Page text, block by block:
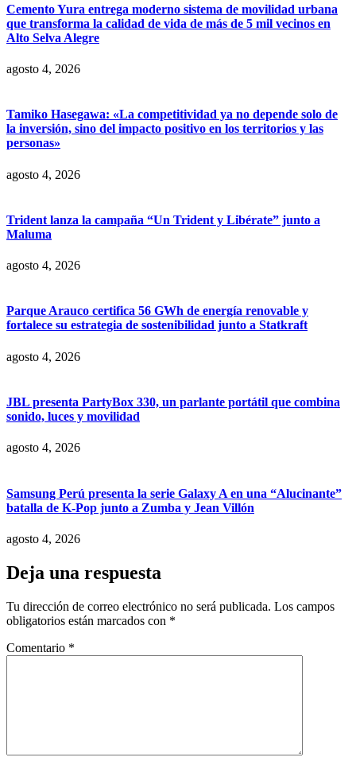
Cemento Yura entrega moderno sistema de movilidad urbana
que transforma la calidad de vida de más de 5 mil vecinos en
Alto Selva Alegre
agosto 4, 2026
Tamiko Hasegawa: «La competitividad ya no depende solo de
la inversión, sino del impacto positivo en los territorios y las
personas»
agosto 4, 2026
Trident lanza la campaña “Un Trident y Libérate” junto a
Maluma
agosto 4, 2026
Parque Arauco certifica 56 GWh de energía renovable y
fortalece su estrategia de sostenibilidad junto a Statkraft
agosto 4, 2026
JBL presenta PartyBox 330, un parlante portátil que combina
sonido, luces y movilidad
agosto 4, 2026
Samsung Perú presenta la serie Galaxy A en una “Alucinante”
batalla de K-Pop junto a Zumba y Jean Villón
agosto 4, 2026
Deja una respuesta
Tu dirección de correo electrónico no será publicada. Los campos
obligatorios están marcados con *
Comentario *